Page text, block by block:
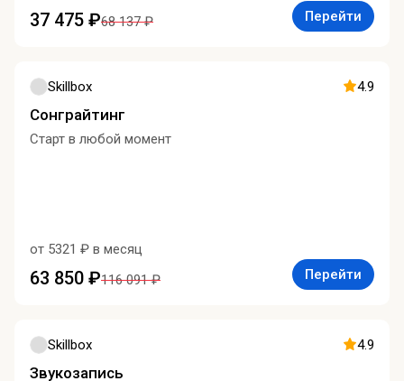
37 475 ₽68 137 ₽ Перейти
Skillbox 4.9
Сонграйтинг
Старт в любой момент
от 5321 ₽ в месяц
63 850 ₽116 091 ₽ Перейти
Skillbox 4.9
Звукозапись